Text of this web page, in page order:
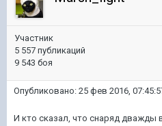
Участник
5 557 публикаций
9 543 боя
Опубликовано: 25 фев 2016,
И кто сказал, что снаряд дважды